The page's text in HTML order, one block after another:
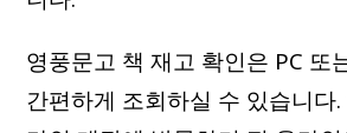
영풍문고 책 재고 확인은 PC 또
간편하게 조회하실 수 있습니다